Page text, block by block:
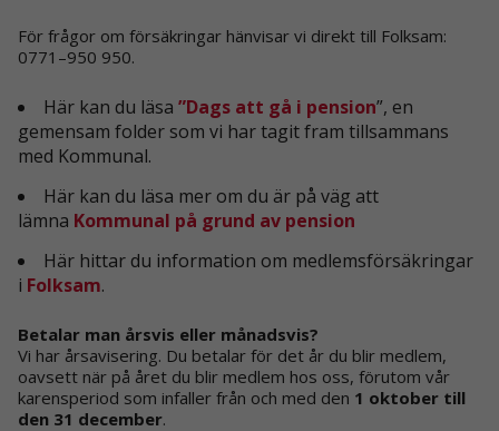
För frågor om försäkringar hänvisar vi direkt till Folksam:
0771–950 950.
Här kan du läsa ”Dags att gå i pension”, en
gemensam folder som vi har tagit fram tillsammans
med Kommunal.
Här kan du läsa mer om du är på väg att
lämna Kommunal på grund av pension
Här hittar du information om medlemsförsäkringar
i Folksam.
Betalar man årsvis eller månadsvis?
Vi har årsavisering. Du betalar för det år du blir medlem,
oavsett när på året du blir medlem hos oss, förutom vår
karensperiod som infaller från och med den 1 oktober till
den 31 december.
För att vi ska
kunna
förbättra
och
uppbyggnad,
baserat på
hur
Upplevelse
För att vår